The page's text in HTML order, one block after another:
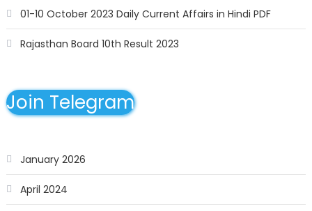
01-10 October 2023 Daily Current Affairs in Hindi PDF
Rajasthan Board 10th Result 2023
Join Telegram
January 2026
April 2024